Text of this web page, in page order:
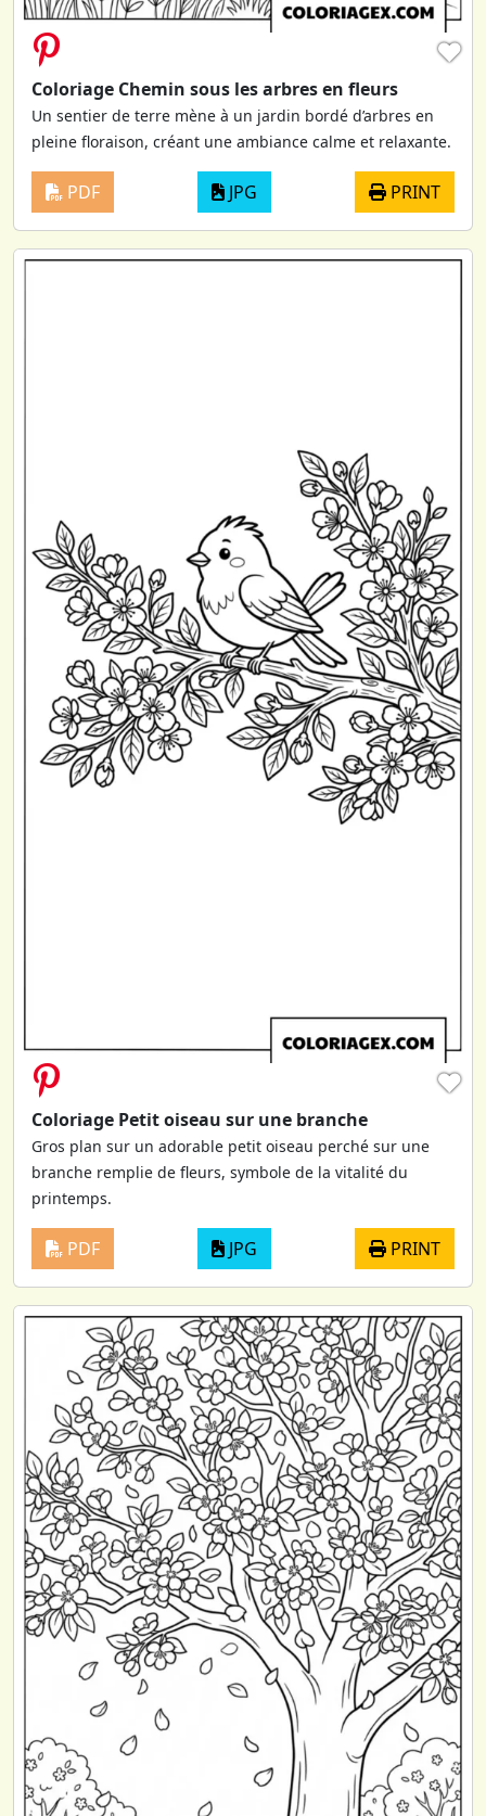
♥
Coloriage Chemin sous les arbres en fleurs
Un sentier de terre mène à un jardin bordé d’arbres en
pleine floraison, créant une ambiance calme et relaxante.
PDF JPG PRINT
♥
Coloriage Petit oiseau sur une branche
Gros plan sur un adorable petit oiseau perché sur une
branche remplie de fleurs, symbole de la vitalité du
printemps.
PDF JPG PRINT